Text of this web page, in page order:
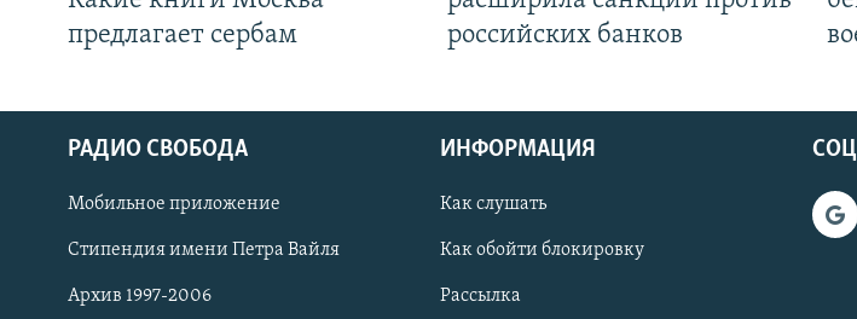
предлагает сербам
российских банков
РАДИО СВОБОДА
Мобильное приложение
Стипендия имени Петра Вайля
Архив 1997-2006
ИНФОРМАЦИЯ
Как слушать
Как обойти блокировку
Рассылка